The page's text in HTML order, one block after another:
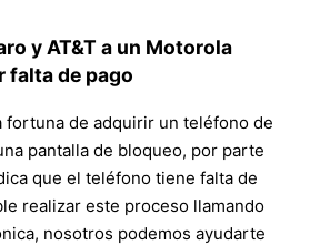
y AT&T a un Motorola
falta de pago
fortuna de adquirir un teléfono de
pantalla de bloqueo, por parte
que el teléfono tiene falta de
realizar este proceso llamando
nosotros podemos ayudarte